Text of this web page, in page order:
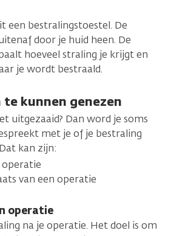
een bestralingstoestel. De
door je huid heen. De
hoeveel straling je krijgt en
je wordt bestraald.
kunnen genezen
uitgezaaid? Dan word je soms
met je of je bestraling
kan zijn:
operatie
van een operatie
operatie
na je operatie. Het doel is om